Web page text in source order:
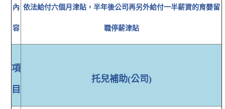
內
容
依法給付六個月津貼，半年後公司再另外給付一半薪資的育嬰留
職停薪津貼
項
目
托兒補助(公司)